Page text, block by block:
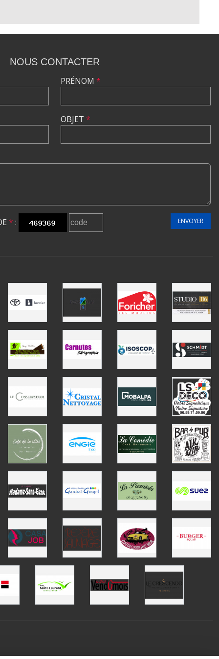
NOUS CONTACTER
PRÉNOM *
OBJET *
* : ENVOYER